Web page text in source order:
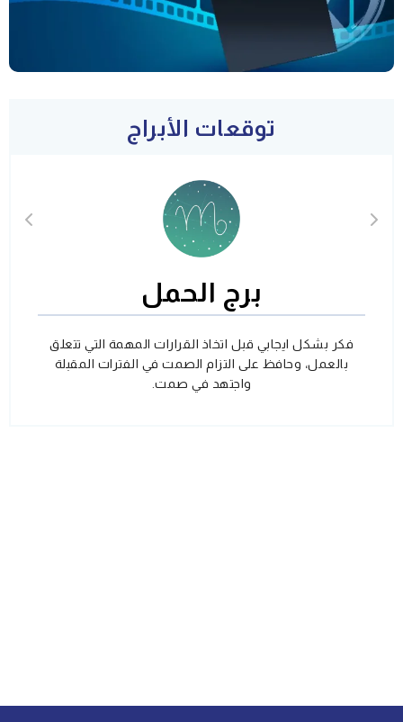
توقعات الأبراج
برج الحمل
فكر بشكل ايجابي قبل اتخاذ القرارات المهمة التي تتعلق
بالعمل، وحافظ على التزام الصمت في الفترات المقبلة
واجتهد في صمت.